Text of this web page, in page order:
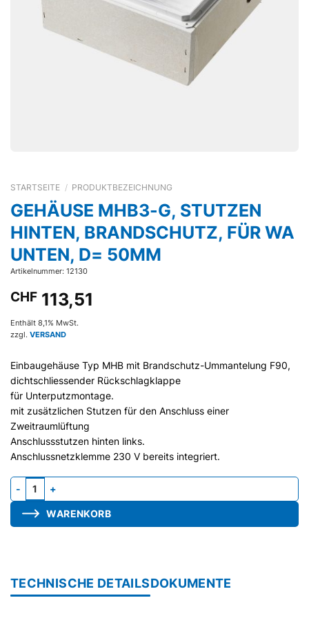
STARTSEITE / PRODUKTBEZEICHNUNG
GEHÄUSE MHB3-G, STUTZEN
HINTEN, BRANDSCHUTZ, FÜR WA
UNTEN, D= 50MM
Artikelnummer: 12130
CHF 113,51
Enthält 8,1% MwSt.
zzgl. VERSAND
Einbaugehäuse Typ MHB mit Brandschutz-Ummantelung F90,
dichtschliessender Rückschlagklappe
für Unterputzmontage.
mit zusätzlichen Stutzen für den Anschluss einer
Zweitraumlüftung
Anschlussstutzen hinten links.
Anschlussnetzklemme 230 V bereits integriert.
Gehäuse MHB3-G, Stutzen hinten, Brandschutz, für WA unten, D=
WARENKORB
TECHNISCHE DETAILSDOKUMENTE